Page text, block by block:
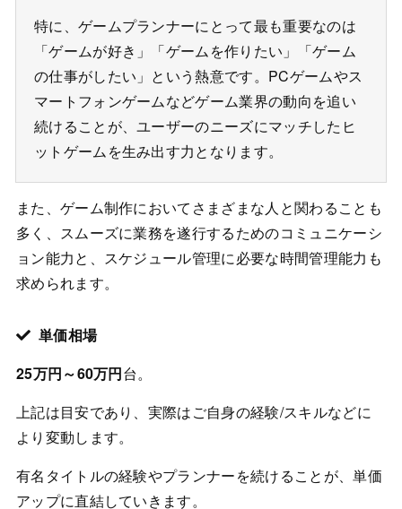
特に、ゲームプランナーにとって最も重要なのは
「ゲームが好き」「ゲームを作りたい」「ゲーム
の仕事がしたい」という熱意です。PCゲームやス
マートフォンゲームなどゲーム業界の動向を追い
続けることが、ユーザーのニーズにマッチしたヒ
ットゲームを生み出す力となります。
また、ゲーム制作においてさまざまな人と関わることも
多く、スムーズに業務を遂行するためのコミュニケーシ
ョン能力と、スケジュール管理に必要な時間管理能力も
求められます。
単価相場
25万円～60万円台。
上記は目安であり、実際はご自身の経験/スキルなどに
より変動します。
有名タイトルの経験やプランナーを続けることが、単価
アップに直結していきます。